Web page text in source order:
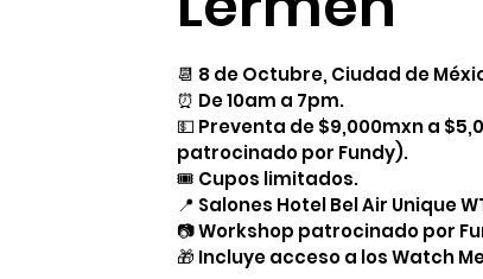
📆 8 de Octubre, Ciudad de
⏰ De 10am a 7pm.
💵 Preventa de $9,000mxn a
patrocinado por Fundy).
🎟️ Cupos limitados.
📍 Salones Hotel Bel Air Unique
📷 Workshop patrocinado por
🎁 Incluye acceso a los Watch